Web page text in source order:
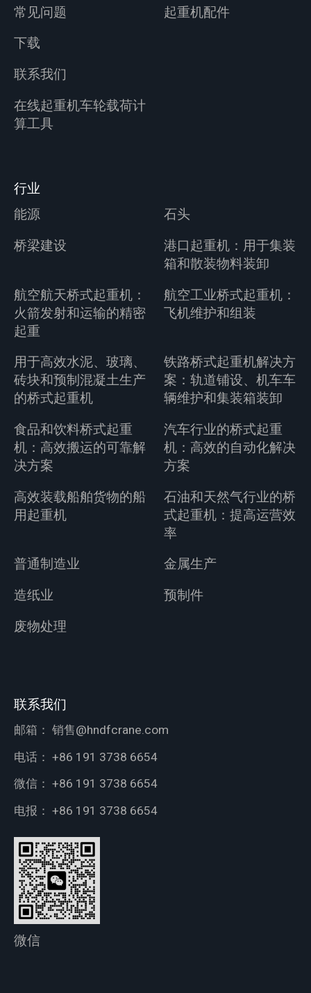
常见问题
下载
联系我们
在线起重机车轮载荷计
算工具
起重机配件
行业
能源
石头
桥梁建设
港口起重机：用于集装
箱和散装物料装卸
航空航天桥式起重机：
火箭发射和运输的精密
起重
航空工业桥式起重机：
飞机维护和组装
用于高效水泥、玻璃、
砖块和预制混凝土生产
的桥式起重机
铁路桥式起重机解决方
案：轨道铺设、机车车
辆维护和集装箱装卸
食品和饮料桥式起重
机：高效搬运的可靠解
决方案
汽车行业的桥式起重
机：高效的自动化解决
方案
高效装载船舶货物的船
用起重机
石油和天然气行业的桥
式起重机：提高运营效
率
普通制造业
金属生产
造纸业
预制件
废物处理
联系我们
邮箱： 销售@hndfcrane.com
电话： +86 191 3738 6654
微信： +86 191 3738 6654
电报： +86 191 3738 6654
微信